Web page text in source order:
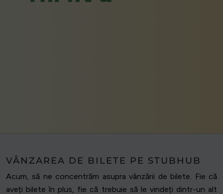
VÂNZAREA DE BILETE PE STUBHUB
Acum, să ne concentrăm asupra vânzării de bilete. Fie că
aveți bilete în plus, fie că trebuie să le vindeți dintr-un alt